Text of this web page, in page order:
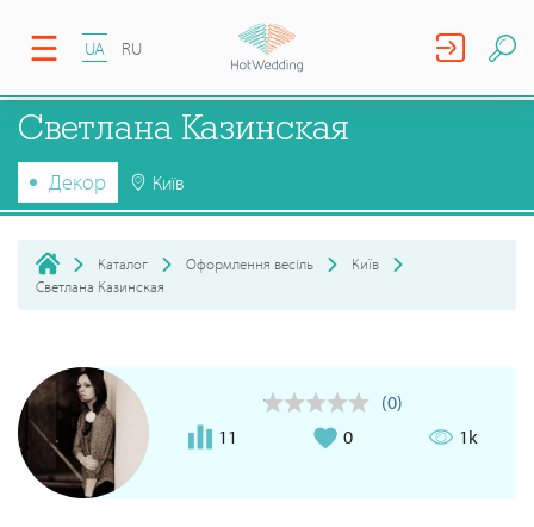
UA RU
Светлана Казинская
Декор Київ
Каталог Оформлення весіль
Київ
Светлана Казинская
(0)
11
0 1k